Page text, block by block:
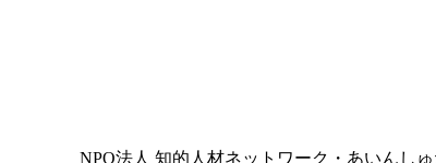
NPO法人 知的人材ネットワーク・あいんしゅ